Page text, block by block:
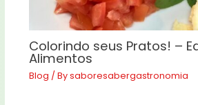
Colorindo seus Pratos! –
Alimentos
Blog / Bysaboresabergastronomia